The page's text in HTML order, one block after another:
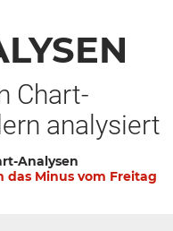
Chart-
analysiert
Analysen
das Minus vom Freitag